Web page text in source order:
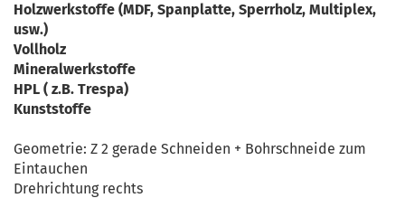
Holzwerkstoffe (MDF, Spanplatte, Sperrholz, Multiplex,
usw.)
Vollholz
Mineralwerkstoffe
HPL ( z.B. Trespa)
Kunststoffe
Geometrie: Z 2 gerade Schneiden + Bohrschneide zum
Eintauchen
Drehrichtung rechts